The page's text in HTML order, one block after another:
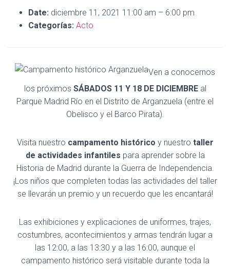
Date: diciembre 11, 2021 11:00 am – 6:00 pm
Categorías: Acto
Ven a conocernos
los próximos SÁBADOS 11 Y 18 DE DICIEMBRE al
Parque Madrid Río en el Distrito de Arganzuela (entre el
Obelisco y el Barco Pirata).
Visita nuestro campamento histórico y nuestro taller
de actividades infantiles para aprender sobre la
Historia de Madrid durante la Guerra de Independencia.
¡Los niños que completen todas las actividades del taller
se llevarán un premio y un recuerdo que les encantará!
Las exhibiciones y explicaciones de uniformes, trajes,
costumbres, acontecimientos y armas tendrán lugar a
las 12:00, a las 13:30 y a las 16:00, aunque el
campamento histórico será visitable durante toda la